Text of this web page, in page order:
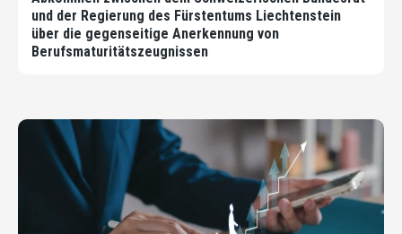
und der Regierung des Fürstentums Liechtenstein
über die gegenseitige Anerkennung von
Berufsmaturitätszeugnissen